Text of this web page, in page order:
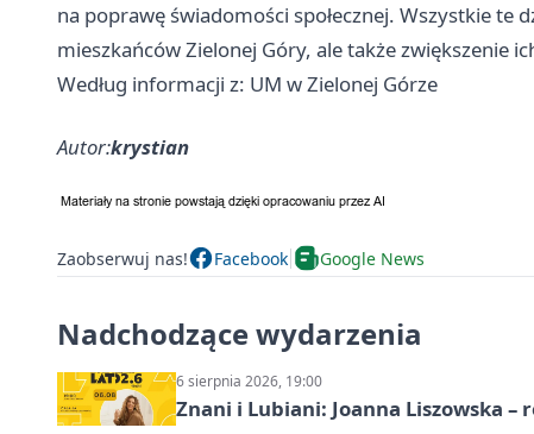
na poprawę świadomości społecznej. Wszystkie te
mieszkańców Zielonej Góry, ale także zwiększenie
Według informacji z: UM w Zielonej Górze
Autor:krystian
Zaobserwuj nas! Facebook Google News
Nadchodzące wydarzenia
6 sierpnia 2026, 19:00
Znani i Lubiani: Joanna Liszowska –